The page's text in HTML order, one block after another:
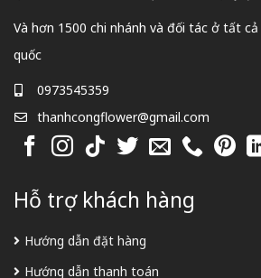
Và hơn 1500 chi nhánh và đối tác ở tất
quốc
0973545359
thanhcongflower@gmail.com
Hỗ trợ khách hàng
Hướng dẫn đặt hàng
Hướng dẫn thanh toán